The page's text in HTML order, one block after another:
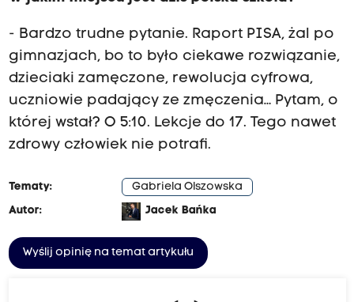
- Bardzo trudne pytanie. Raport PISA, żal po
gimnazjach, bo to było ciekawe rozwiązanie,
dzieciaki zamęczone, rewolucja cyfrowa,
uczniowie padający ze zmęczenia… Pytam, o
której wstał? O 5:10. Lekcje do 17. Tego nawet
zdrowy człowiek nie potrafi.
Tematy:
Gabriela Olszowska
Autor:
Jacek Bańka
Wyślij opinię na temat artykułu